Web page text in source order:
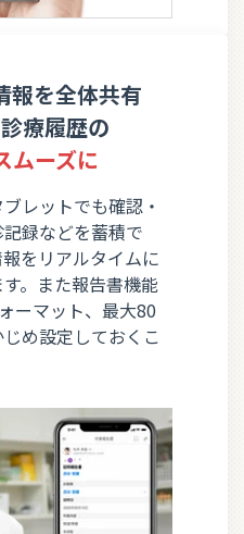
報を全体共有
療履歴の
ムーズに
レットでも確認・
録などを蓄積で
をリアルタイムに
。また報告書機能
ーマット、最大80
め設定しておくこ